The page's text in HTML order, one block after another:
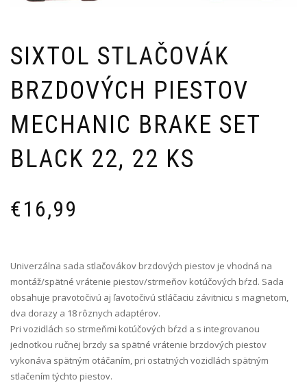
SIXTOL STLAČOVÁK
BRZDOVÝCH PIESTOV
MECHANIC BRAKE SET
BLACK 22, 22 KS
€16,99
Univerzálna sada stlačovákov brzdových piestov je vhodná na
montáž/spätné vrátenie piestov/strmeňov kotúčových bŕzd. Sada
obsahuje pravotočivú aj ľavotočivú stláčaciu závitnicu s magnetom,
dva dorazy a 18 rôznych adaptérov.
Pri vozidlách so strmeňmi kotúčových bŕzd a s integrovanou
jednotkou ručnej brzdy sa spätné vrátenie brzdových piestov
vykonáva spätným otáčaním, pri ostatných vozidlách spätným
stlačením týchto piestov.